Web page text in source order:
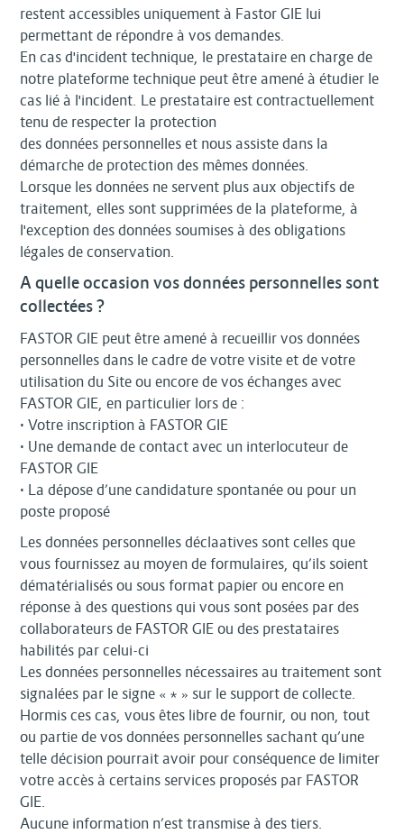
restent accessibles uniquement à Fastor GIE lui
permettant de répondre à vos demandes.
En cas d'incident technique, le prestataire en charge de
notre plateforme technique peut être amené à étudier le
cas lié à l'incident. Le prestataire est contractuellement
tenu de respecter la protection
des données personnelles et nous assiste dans la
démarche de protection des mêmes données.
Lorsque les données ne servent plus aux objectifs de
traitement, elles sont supprimées de la plateforme, à
l'exception des données soumises à des obligations
légales de conservation.
A quelle occasion vos données personnelles sont
collectées ?
FASTOR GIE peut être amené à recueillir vos données
personnelles dans le cadre de votre visite et de votre
utilisation du Site ou encore de vos échanges avec
FASTOR GIE, en particulier lors de :
• Votre inscription à FASTOR GIE
• Une demande de contact avec un interlocuteur de
FASTOR GIE
• La dépose d’une candidature spontanée ou pour un
poste proposé
Les données personnelles déclaatives sont celles que
vous fournissez au moyen de formulaires, qu’ils soient
dématérialisés ou sous format papier ou encore en
réponse à des questions qui vous sont posées par des
collaborateurs de FASTOR GIE ou des prestataires
habilités par celui-ci
Les données personnelles nécessaires au traitement sont
signalées par le signe « * » sur le support de collecte.
Hormis ces cas, vous êtes libre de fournir, ou non, tout
ou partie de vos données personnelles sachant qu’une
telle décision pourrait avoir pour conséquence de limiter
votre accès à certains services proposés par FASTOR
GIE.
Aucune information n’est transmise à des tiers.